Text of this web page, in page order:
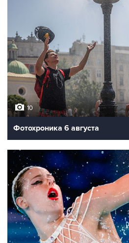
10
Фотохроника 6 августа